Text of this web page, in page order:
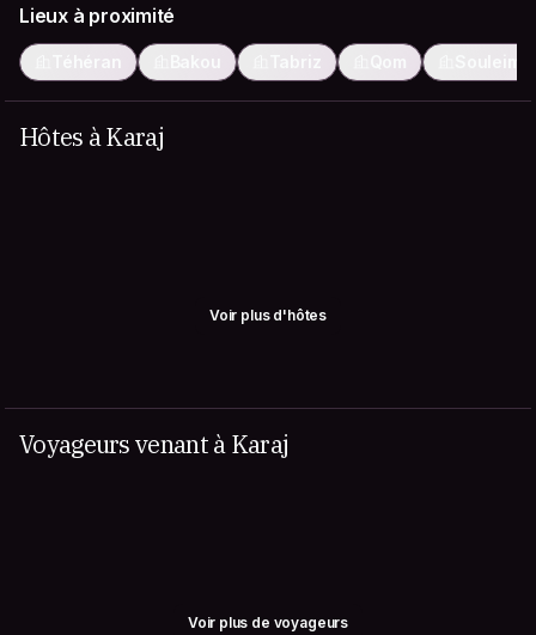
Lieux à proximité
Téhéran Bakou Tabriz Qom
Hôtes à Karaj
Voir plus d'hôtes
Voyageurs venant à Karaj
Voir plus de voyageurs